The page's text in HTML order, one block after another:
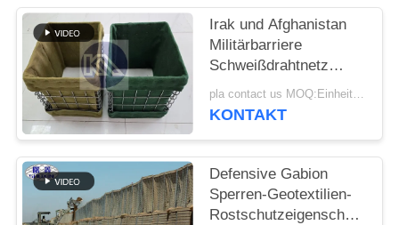
Irak und Afghanistan
Militärbarriere
Schweißdrahtnetz
Hesco
Verteidigungsbarriere
pla contact us MOQ:Einheit 10
KONTAKT
Defensive Gabion
Sperren-Geotextilien-
Rostschutzeigenschaft